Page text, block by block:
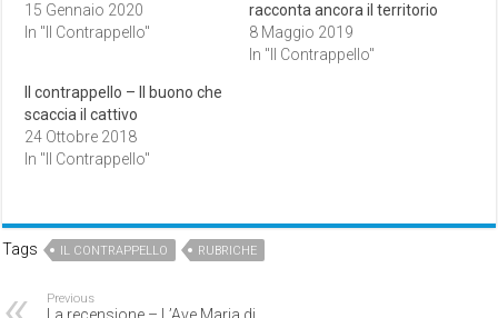
15 Gennaio 2020
In "Il Contrappello"
racconta ancora il territorio
8 Maggio 2019
In "Il Contrappello"
Il contrappello – Il buono che
scaccia il cattivo
24 Ottobre 2018
In "Il Contrappello"
Tags IL CONTRAPPELLO RUBRICHE
Previous